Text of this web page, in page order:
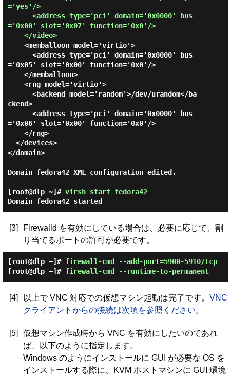
='yes'/>
='0x00' slot='0x07' function='0x0'/>
    </video>
='0x05' slot='0x00' function='0x0'/>
ckend>
='0x06' slot='0x00' function='0x0'/>
</domain>
Domain fedora42 XML configuration edited.
[root@dlp ~]# virsh start fedora42
Domain fedora42 started
[3]
Firewalld を有効にしている場合は、必要に応じて、割
り当てるポートの許可が必要です。
[root@dlp ~]# firewall-cmd --add-port=5900-5910/tcp
[root@dlp ~]# firewall-cmd --runtime-to-permanent
[4] 以上で VNC 対応での仮想マシン起動は完了です。 VNC
クライアントからの接続は次項を参照ください。
[5]
仮想マシン作成時から VNC を有効にしたいのであれ
ば、以下のように指定します。
Windows のようにインストールに GUI が必要な OS を
インストールする際に、KVM ホストマシンに GUI 環境